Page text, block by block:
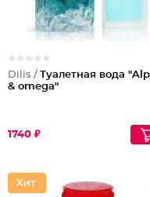
Dilis / Туалетная вода
& omega"
1740 ₽